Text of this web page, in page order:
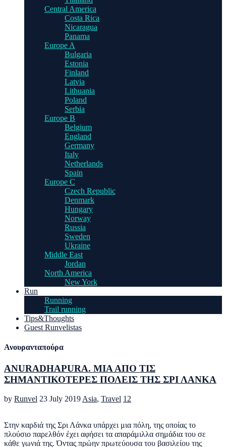
Central America
Costa Rica
Nicaragua
Panama
Europe A
Bulgaria
Estonia
Finland
Latvia
Lithuania
Poland
Serbia
Europe B
Belgium
England
Germany
Italy
Netherlands
Spain
Europe C
Czech Republic
Denmark
Hungary
Norway
Russia
Sweden
Ukraine
Middle East
Jordan
North America
New York
Run
Running
Trail running
Tips&Thoughts
Guest Runvelistas
Ανουρανταπούρα
ANURADHAPURA. ΜΙΑ ΑΠΟ ΤΙΣ
ΣΗΜΑΝΤΙΚΟΤΕΡΕΣ ΠΟΛΕΙΣ ΤΗΣ ΣΡΙ ΛΑΝΚΑ
by Runvel 23 July 2019 Asia, Travel 12
Στην καρδιά της Σρι Λάνκα υπάρχει μια πόλη, της οποίας το
πλούσιο παρελθόν έχει αφήσει τα απαράμιλλα σημάδια του σε
κάθε γωνιά της. Όντας πρώην πρωτεύουσα του βασιλείου της